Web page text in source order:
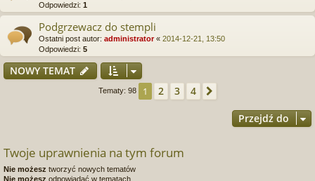
Odpowiedzi: 1
Podgrzewacz do stempli
Ostatni post autor: administrator« 2014-12-21, 13:50
Odpowiedzi: 5
NOWY TEMAT
Tematy: 98 1 2 3 4
Przejdź do
Twoje uprawnienia na tym forum
Nie możesz tworzyć nowych tematów
Nie możesz odpowiadać w tematach